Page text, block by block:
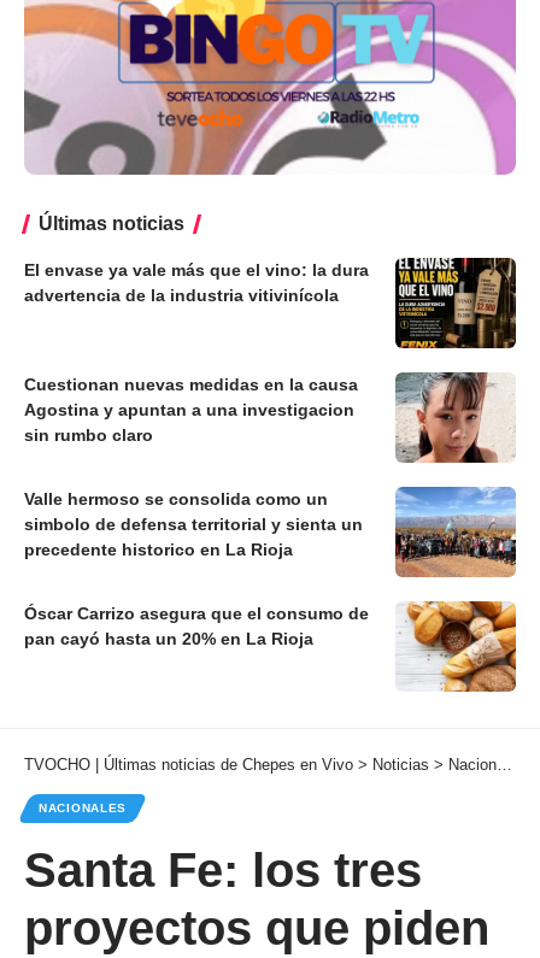
Últimas noticias
El envase ya vale más que el vino: la dura
advertencia de la industria vitivinícola
Cuestionan nuevas medidas en la causa
Agostina y apuntan a una investigacion
sin rumbo claro
Valle hermoso se consolida como un
simbolo de defensa territorial y sienta un
precedente historico en La Rioja
Óscar Carrizo asegura que el consumo de
pan cayó hasta un 20% en La Rioja
TVOCHO | Últimas noticias de Chepes en Vivo > Noticias > Nacionales
NACIONALES
Santa Fe: los tres
proyectos que piden